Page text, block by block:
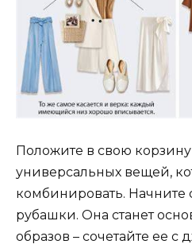
Положите в свою
универсальных вещей,
комбинировать. Начните
рубашки. Она станет
образов – сочетайте ее с